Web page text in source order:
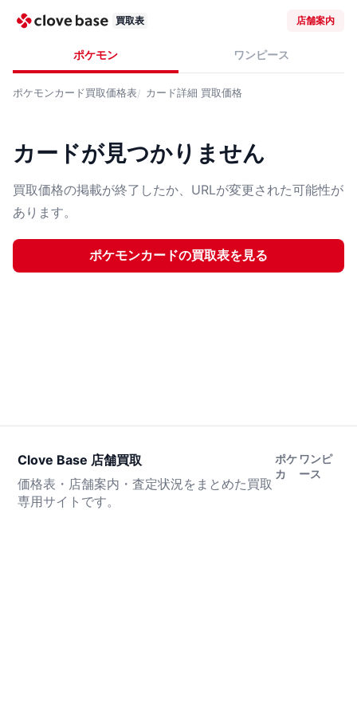
買取表 店舗案内
ポケモン ワンピース
ポケモンカード買取価格表 カード詳細 買取価格
カードが見つかりません
買取価格の掲載が終了したか、URLが変更された可能性が
あります。
ポケモンカードの買取表を見る
Clove Base 店舗買取
価格表・店舗案内・査定状況をまとめた買取
専用サイトです。
ポケ
カ
ワンピ
ース